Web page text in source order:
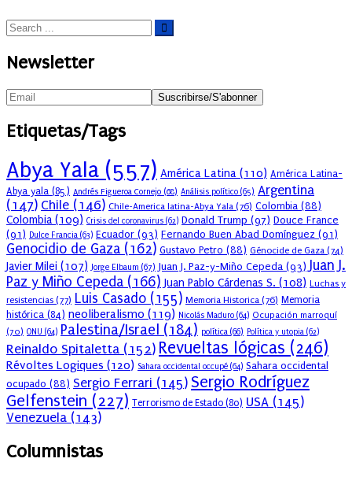
Newsletter
Etiquetas/Tags
Abya Yala (557) América Latina (110) América Latina-
Abya yala (85) Andrés Figueroa Cornejo (68) Análisis político (65) Argentina
(147) Chile (146) Chile-America latina-Abya Yala (76) Colombia (88)
Colombia(109) Crisis del coronavirus (62) Donald Trump (97) Douce France
(91) Dulce Francia (63) Ecuador (93) Fernando Buen Abad Domínguez (91)
Genocidio de Gaza (162) Gustavo Petro (88) Génocide de Gaza (74)
Javier Milei (107) Jorge Elbaum (67) Juan J. Paz-y-Miño Cepeda (93) Juan J.
Paz y Miño Cepeda (166) Juan Pablo Cárdenas S. (108) Luchas y
resistencias (77) Luis Casado (155) Memoria Historica (76) Memoria
histórica (84) neoliberalismo (119) Nicolás Maduro (64) Ocupación marroquí
(70) ONU (64) Palestina/Israel (184) política (66) Política y utopia (62)
Reinaldo Spitaletta (152) Revueltas lógicas (246)
Révoltes Logiques (120) Sahara occidental occupé (64) Sahara occidental
ocupado (88) Sergio Ferrari (145) Sergio Rodríguez
Gelfenstein (227) Terrorismo de Estado (80) USA (145)
Venezuela (143)
Columnistas